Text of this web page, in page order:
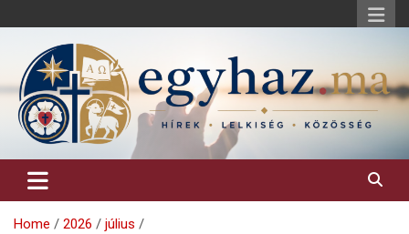
to
egyhaz.ma
Keresztény hírek, elemzések, építő jellegű kritikai írások.
Home 2026
július